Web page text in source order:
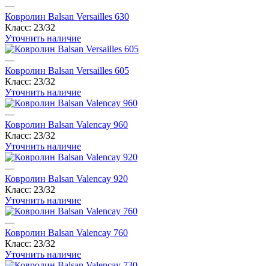
—
Ковролин Balsan Versailles 630
Класс: 23/32
Уточнить наличие
—
Ковролин Balsan Versailles 605
Класс: 23/32
Уточнить наличие
—
Ковролин Balsan Valencay 960
Класс: 23/32
Уточнить наличие
—
Ковролин Balsan Valencay 920
Класс: 23/32
Уточнить наличие
—
Ковролин Balsan Valencay 760
Класс: 23/32
Уточнить наличие